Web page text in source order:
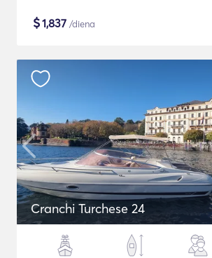
$1,837 /diena
Cranchi Turchese 24